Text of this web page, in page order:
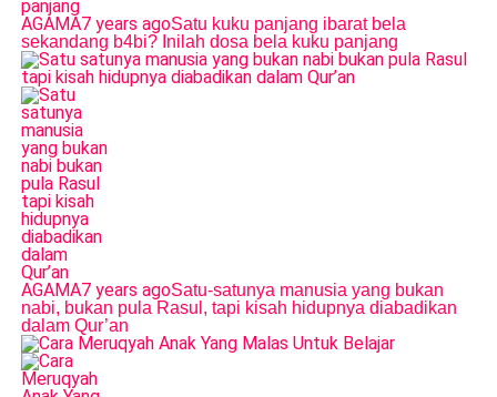
AGAMA7 years agoSatu kuku panjang ibarat bela
sekandang b4bi? Inilah dosa bela kuku panjang
AGAMA7 years agoSatu-satunya manusia yang bukan
nabi, bukan pula Rasul, tapi kisah hidupnya diabadikan
dalam Qur’an